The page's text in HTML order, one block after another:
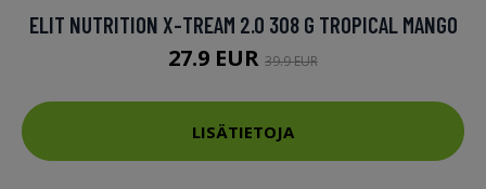
ELIT NUTRITION X-TREAM 2.0 308 G TROPICAL MANGO
27.9 EUR 39.9 EUR
LISÄTIETOJA